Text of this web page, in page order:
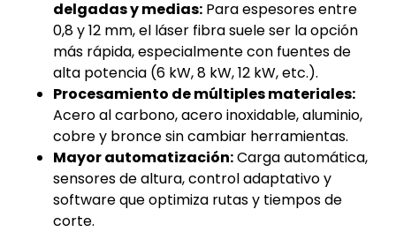
delgadas y medias: Para espesores entre
0,8 y 12 mm, el láser fibra suele ser la opción
más rápida, especialmente con fuentes de
alta potencia (6 kW, 8 kW, 12 kW, etc.).
Procesamiento de múltiples materiales:
Acero al carbono, acero inoxidable, aluminio,
cobre y bronce sin cambiar herramientas.
Mayor automatización:Carga automática,
sensores de altura, control adaptativo y
software que optimiza rutas y tiempos de
corte.